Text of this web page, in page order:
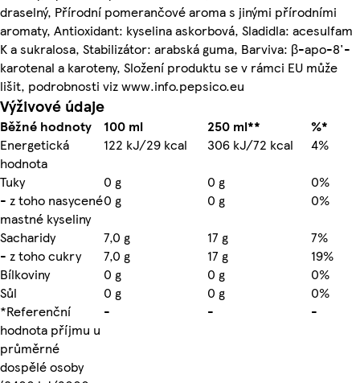
draselný, Přírodní pomerančové aroma s jinými přírodními
aromaty, Antioxidant: kyselina askorbová, Sladidla: acesulfam
K a sukralosa, Stabilizátor: arabská guma, Barviva: β-apo-8'-
karotenal a karoteny, Složení produktu se v rámci EU může
lišit, podrobnosti viz www.info.pepsico.eu
Výživové údaje
Běžné hodnoty 100 ml 250 ml**
%*
Energetická
hodnota
122 kJ/29 kcal 306 kJ/72 kcal
4%
Tuky
0 g 0 g
0%
- z toho nasycené
mastné kyseliny
0 g 0 g
0%
Sacharidy
7,0 g 17 g
7%
- z toho cukry
7,0 g 17 g
19%
Bílkoviny
0 g 0 g
0%
Sůl
0 g 0 g
0%
*Referenční
hodnota příjmu u
průměrné
dospělé osoby
- - -